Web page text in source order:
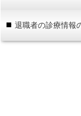
退職者の診療情報